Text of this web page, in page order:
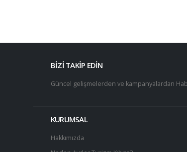
BİZİ TAKİP EDİN
Güncel gelişmelerden ve kampanyalardan
KURUMSAL
Hakkımızda